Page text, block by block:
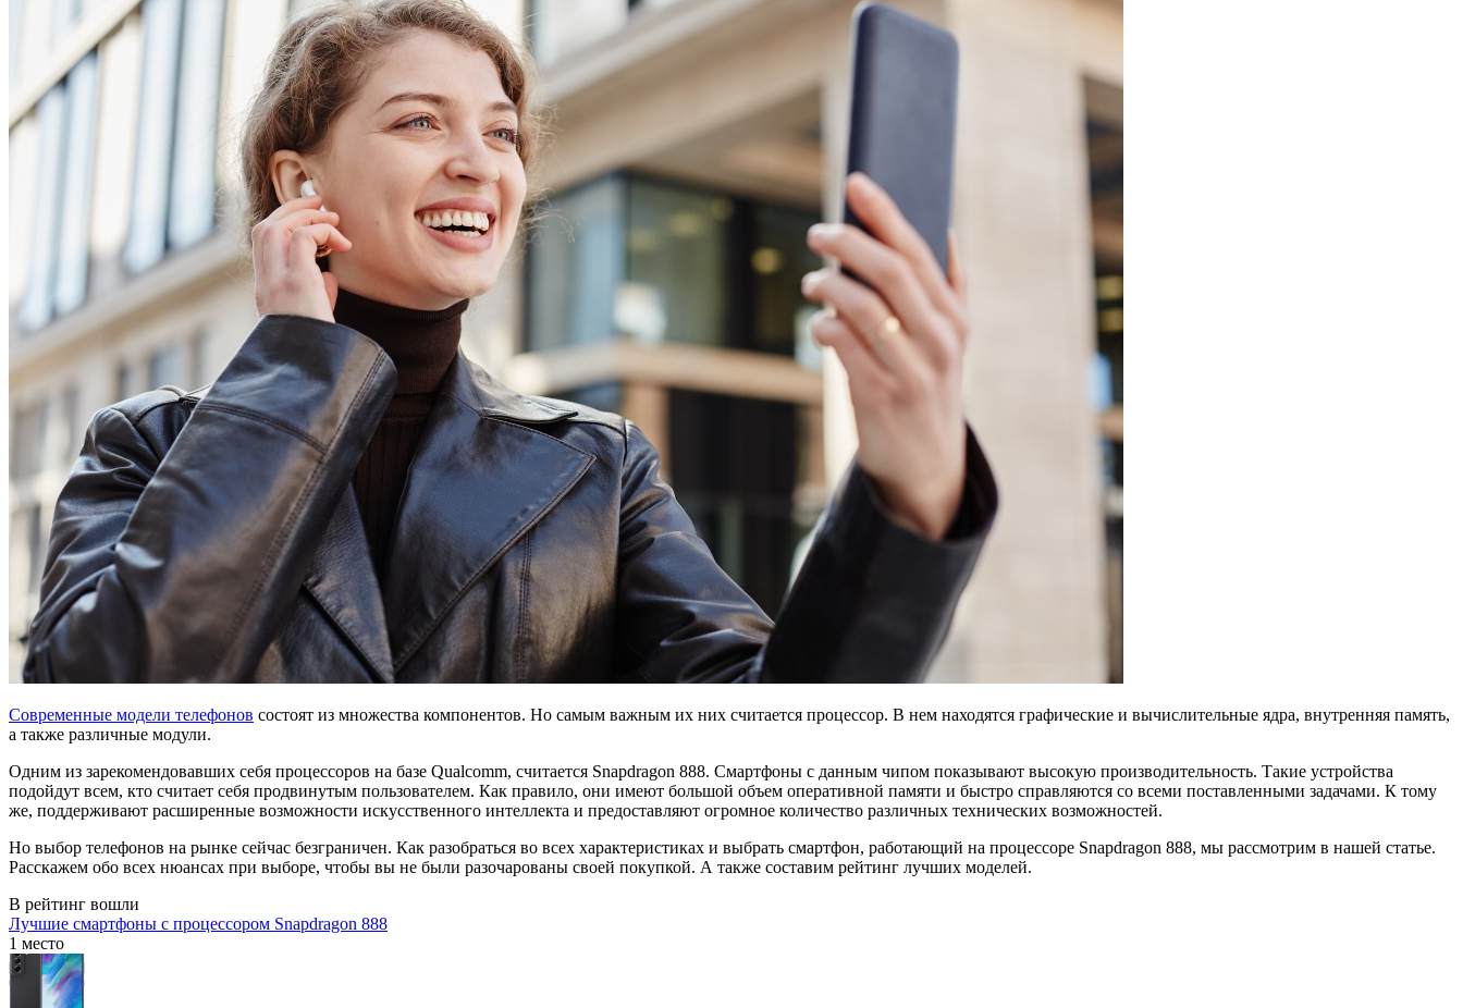
Современные модели телефонов состоят из множества компонентов. Но самым важным их них считается процессор. В нем находятся графические и вычислительные ядра, внутренняя память,
а также различные модули.
Одним из зарекомендовавших себя процессоров на базе Qualcomm, считается Snapdragon 888. Смартфоны с данным чипом показывают высокую производительность. Такие устройства
подойдут всем, кто считает себя продвинутым пользователем. Как правило, они имеют большой объем оперативной памяти и быстро справляются со всеми поставленными задачами. К тому
же, поддерживают расширенные возможности искусственного интеллекта и предоставляют огромное количество различных технических возможностей.
Но выбор телефонов на рынке сейчас безграничен. Как разобраться во всех характеристиках и выбрать смартфон, работающий на процессоре Snapdragon 888, мы рассмотрим в нашей статье.
Расскажем обо всех нюансах при выборе, чтобы вы не были разочарованы своей покупкой. А также составим рейтинг лучших моделей.
В рейтинг вошли
Лучшие смартфоны с процессором Snapdragon 888
1 место